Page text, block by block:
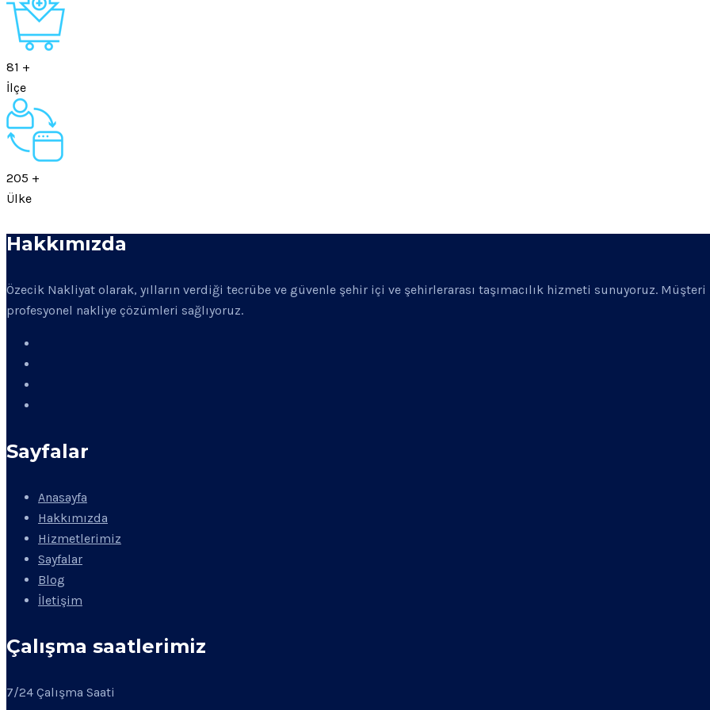
81 +
İlçe
205 +
Ülke
Hakkımızda
Özecik Nakliyat olarak, yılların verdiği tecrübe ve güvenle şehir içi ve şehirlerarası taşımacılık hizmeti sunuyoruz.
profesyonel nakliye çözümleri sağlıyoruz.
Sayfalar
Anasayfa
Hakkımızda
Hizmetlerimiz
Sayfalar
Blog
İletişim
Çalışma saatlerimiz
7/24 Çalışma Saati